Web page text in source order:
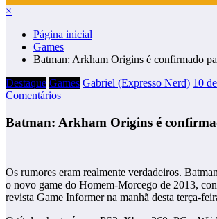
×
Página inicial
Games
Batman: Arkham Origins é confirmado
Destaque Games Gabriel (Expresso Nerd) 10
Comentários
Batman: Arkham Origins é
Os rumores eram realmente verdadeiros.
o novo game do Homem-Morcego de 2013,
revista Game Informer na manhã desta terça-